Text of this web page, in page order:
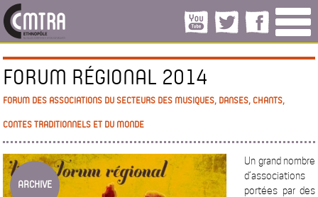
FORUM RÉGIONAL 2014
FORUM DES ASSOCIATIONS DU SECTEURS DES MUSIQUES, DANSES, CHANTS,
CONTES TRADITIONNELS ET DU MONDE
ARCHIVE
Un grand nombre
d’associations
portées par des